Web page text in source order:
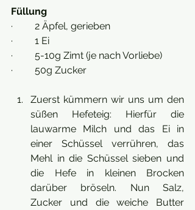
Füllung
·         2 Äpfel, gerieben
·         1 Ei
·         5-10g Zimt (je nach Vorliebe)
·         50g Zucker
Zuerst kümmern wir uns um den
süßen Hefeteig: Hierfür die
lauwarme Milch und das Ei in
einer Schüssel verrühren, das
Mehl in die Schüssel sieben und
die Hefe in kleinen Brocken
darüber bröseln. Nun Salz,
Zucker und die weiche Butter